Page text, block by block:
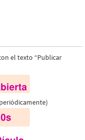
el texto “Publicar